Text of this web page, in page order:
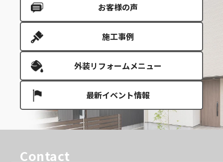
お客様の声
施工事例
外装リフォームメニュー
最新イベント情報
Contact